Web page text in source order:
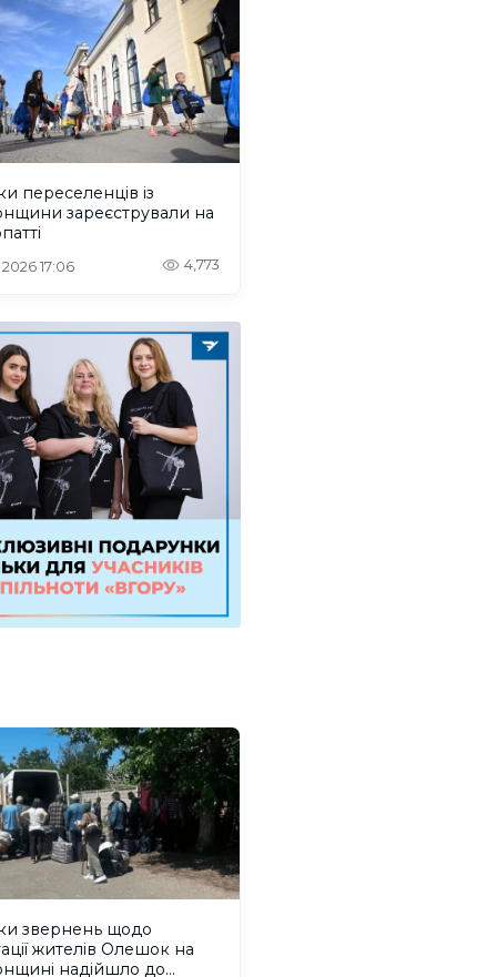
переселенців із
зареєстрували на
2026 17:06 4,773
звернень щодо
жителів Олешок на
надійшло до